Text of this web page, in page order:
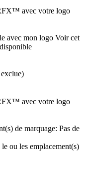
avec mon logo Voir cet
de marquage: Pas de
ou les emplacement(s)